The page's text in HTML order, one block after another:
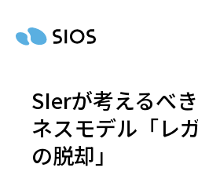
SIerが考えるべ
ネスモデル「レ
の脱却」